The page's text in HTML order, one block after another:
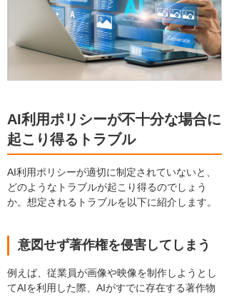
AI利用ポリシーが不十分な場合に
起こり得るトラブル
AI利用ポリシーが適切に制定されていないと、
どのようなトラブルが起こり得るのでしょう
か。想定されるトラブルを以下に紹介します。
意図せず著作権を侵害してしまう
例えば、従業員が画像や映像を制作しようとし
てAIを利用した際、AIがすでに存在する著作物